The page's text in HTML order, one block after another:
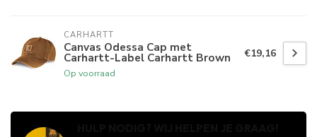
CARHARTT
Canvas Odessa Cap met
Carhartt-Label Carhartt Brown
Op voorraad
€19,16